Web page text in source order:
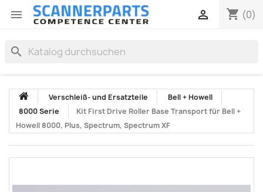
 shopping_cart (0)

search
Verschleiß- und Ersatzteile
Bell + Howell
8000 Serie
Kit First Drive Roller Base Transport für Bell +
Howell 8000, Plus, Spectrum, Spectrum XF